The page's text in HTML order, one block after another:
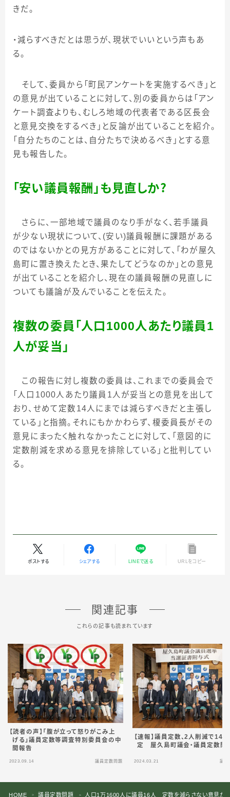
きだ。
・減らすべきだとは思うが、現状でいいという声もあ
る。
そして、委員から「町民アンケートを実施するべき」と
の意見が出ていることに対して、別の委員からは「アン
ケート調査よりも、むしろ地域の代表者である区長会
と意見交換をするべき」と反論が出ていることを紹介。
「自分たちのことは、自分たちで決めるべき」とする意
見も報告した。
「安い議員報酬」も見直しか？
さらに、一部地域で議員のなり手がなく、若手議員
が少ない現状について、 (安い)議員報酬に課題がある
のではないかとの見方があることに対して、「わが屋久
島町に置き換えたとき、果たしてどうなのか」との意見
が出ていることを紹介し、現在の議員報酬の見直しに
ついても議論が及んでいることを伝えた。
複数の委員「人口1000人あたり議員1
人が妥当」
この報告に対し複数の委員は、これまでの委員会で
「人口 1000人あたり議員 1 人が妥当との意見を出して
おり、せめて定数 14人にまでは減らすべきだと主張し
ている」と指摘。それにもかかわらず、榎委員長がその
意見にまったく触れなかったことに対して、「意図的に
定数削減を求める意見を排除している」と批判してい
る。
ポストする シェアする LINEで送る URLをコピー
関連記事
これらの記事も読まれています
【読者の声】「腹が立って怒りがこみ上
げる」議員定数等調査特別委員会の中
間報告
2023.09.14 議員定数問題
【速報】議員定数、2人削減で14
定 屋久島町議会・議員定数問
2024.03.21 議員
HOME ＞ 議員定数問題 ＞ 人口1万1600人に議員16人 定数を減らさない意見が